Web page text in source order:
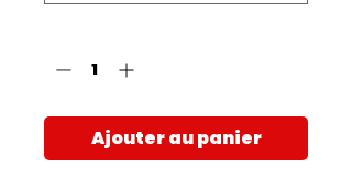
Ajouter au panier